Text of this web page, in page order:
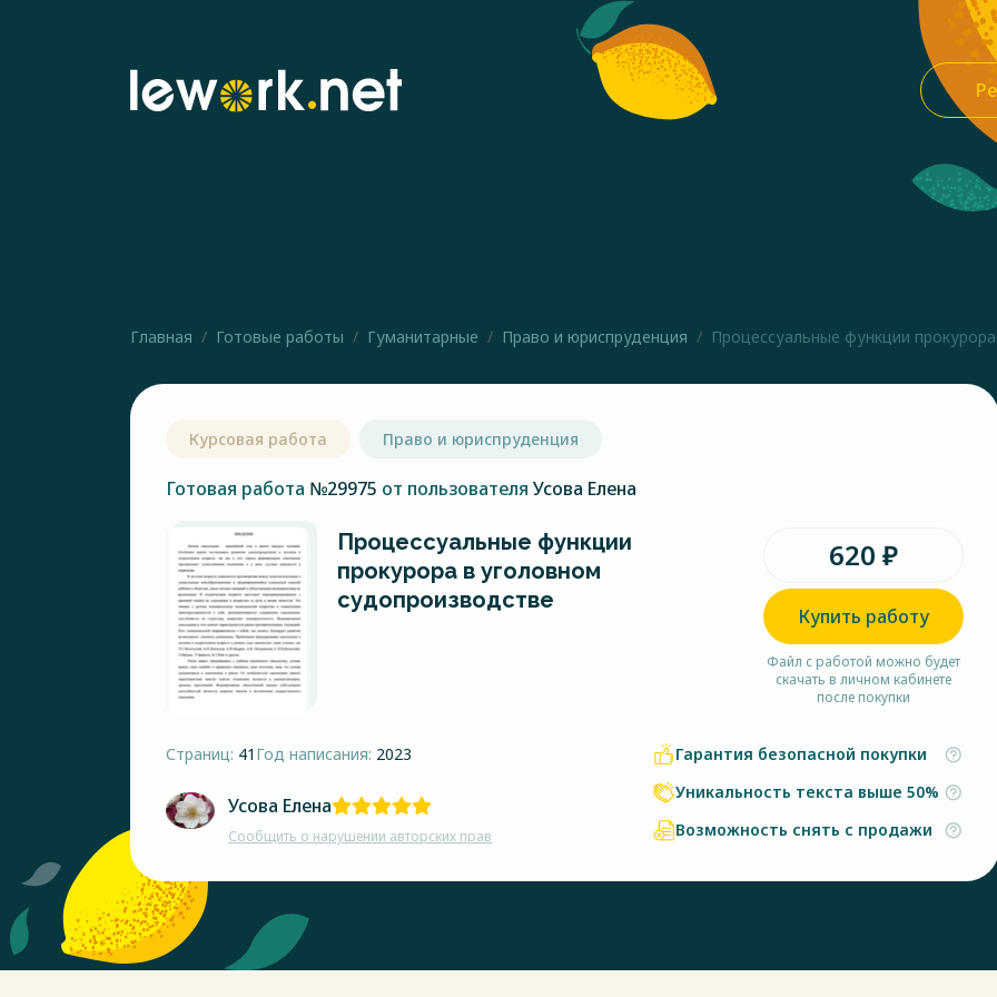
Главная Готовые работы Гуманитарные Право и юриспруденция Процессуальные функции
Курсовая работа Право и юриспруденция
Готовая работа №29975 от пользователя Усова Елена
Процессуальные функции
прокурора в уголовном
судопроизводстве
620 ₽
Купить работу
Файл с работой можно будет
скачать в личном кабинете
после покупки
Страниц: 41 Год написания: 2023
Усова Елена
Сообщить о нарушении авторских прав
Гарантия безопасной покупки
Уникальность текста выше 50%
Возможность снять с продажи